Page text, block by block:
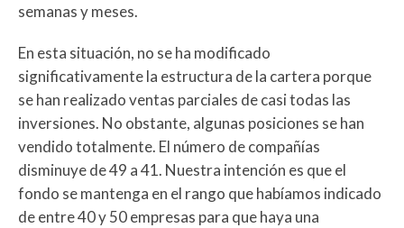
semanas y meses.
En esta situación, no se ha modificado
significativamente la estructura de la cartera porque
se han realizado ventas parciales de casi todas las
inversiones. No obstante, algunas posiciones se han
vendido totalmente. El número de compañías
disminuye de 49 a 41. Nuestra intención es que el
fondo se mantenga en el rango que habíamos indicado
de entre 40 y 50 empresas para que haya una